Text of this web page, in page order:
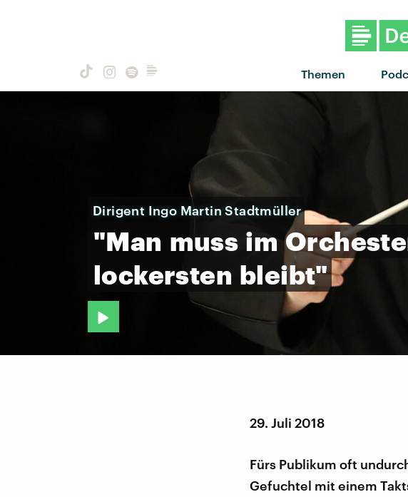
Themen
Dirigent Ingo Martin Stadtmüller
"Man muss im
lockersten bleibt"
29. Juli 2018
Fürs Publikum oft
Gefuchtel mit einem